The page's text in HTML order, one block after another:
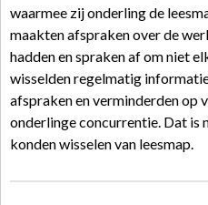
waarmee zij onderling de
maakten afspraken over de
hadden en spraken af om niet
wisselden regelmatig
afspraken en verminderden op
onderlinge concurrentie. Dat is
konden wisselen van leesmap.